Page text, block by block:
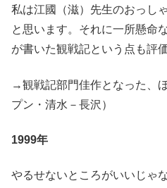
私は江國（滋）先生のおっし
と思います。それに一所懸命
が書いた観戦記という点も評
→観戦記部門佳作となった、
プン・清水－長沢）
1999年
やるせないところがいいじゃ